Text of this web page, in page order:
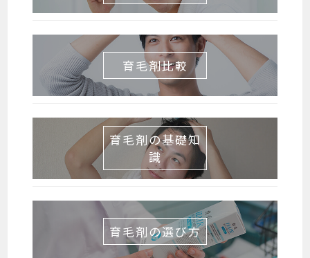
育毛剤比較
育毛剤の基礎知
識
育毛剤の選び方